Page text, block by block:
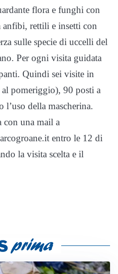
flora e funghi con
anfibi, rettili e insetti con
sulle specie di uccelli del
Per ogni visita guidata
Quindi sei visite in
pomeriggio), 90 posti a
della mascherina.
con una mail a
entro le 12 di
la visita scelta e il